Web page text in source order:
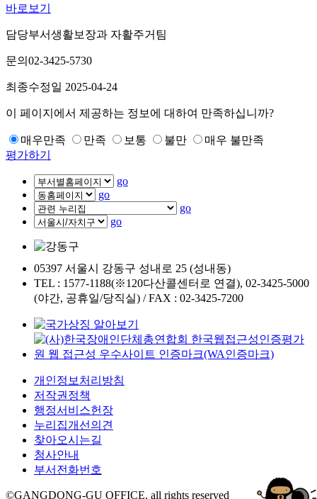
바로보기
담당부서생활보장과 자활주거팀
문의 02-3425-5730
최종수정일 2025-04-24
이 페이지에서 제공하는 정보에 대하여 만족하십니까?
매우만족 만족 보통 불만
매우 불만족
평가하기
go
go
go
go
05397 서울시 강동구 성내로 25 (성내동)
TEL : 1577-1188(※120다산콜센터로 연결), 02-3425-5000
(야간, 공휴일/당직실) / FAX : 02-3425-7200
개인정보처리방침
저작권정책
행정서비스헌장
누리집개선의견
찾아오시는길
청사안내
부서전화번호
©GANGDONG-GU OFFICE. all rights reserved